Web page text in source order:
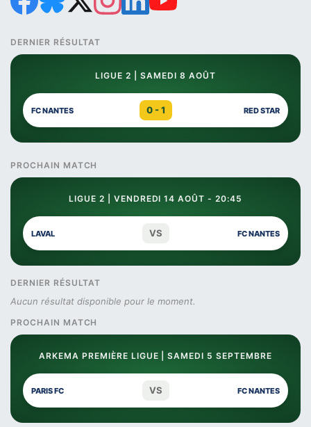
DERNIER RÉSULTAT
LIGUE 2 | SAMEDI 8 AOÛT
FC NANTES 0 - 1 RED STAR
PROCHAIN MATCH
LIGUE 2 | VENDREDI 14 AOÛT - 20:45
LAVAL VS FC NANTES
DERNIER RÉSULTAT
Aucun résultat disponible pour le moment.
PROCHAIN MATCH
ARKEMA PREMIÈRE LIGUE | SAMEDI 5 SEPTEMBRE
PARIS FC VS FC NANTES